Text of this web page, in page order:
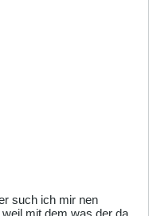
such ich mir nen
mit dem was der da